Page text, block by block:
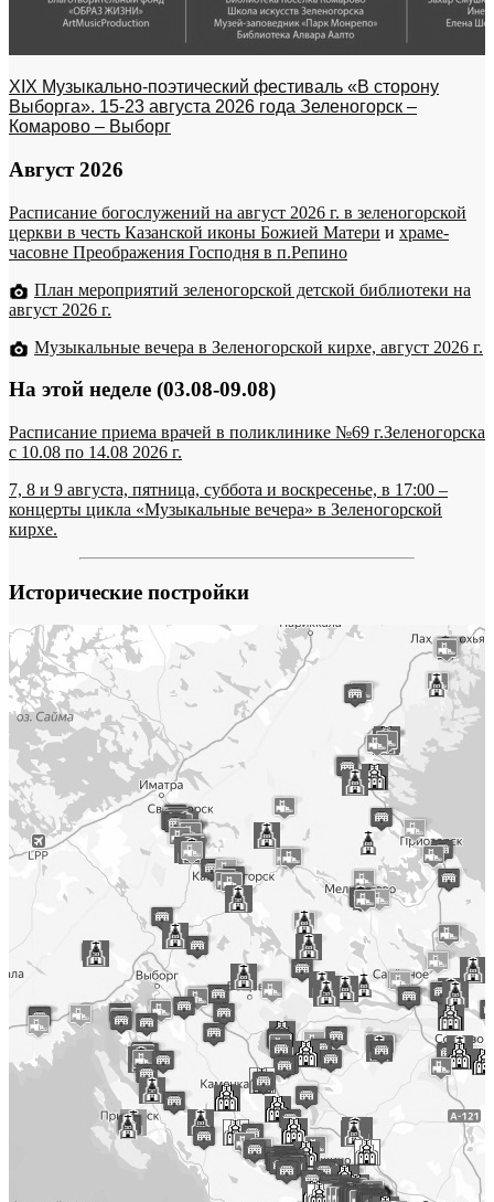
XIX Музыкально-поэтический фестиваль «В сторону
Выборга». 15-23 августа 2026 года Зеленогорск –
Комарово – Выборг
Август 2026
Расписание богослужений на август 2026 г. в зеленогорской
церкви в честь Казанской иконы Божией Матери и храме-
часовне Преображения Господня в п.Репино
План мероприятий зеленогорской детской библиотеки на
август 2026 г.
Музыкальные вечера в Зеленогорской кирхе, август 2026 г.
На этой неделе (03.08-09.08)
Расписание приема врачей в поликлинике №69 г.Зеленогорска
c 10.08 по 14.08 2026 г.
7, 8 и 9 августа, пятница, суббота и воскресенье, в 17:00 –
концерты цикла «Музыкальные вечера» в Зеленогорской
кирхе.
Исторические постройки